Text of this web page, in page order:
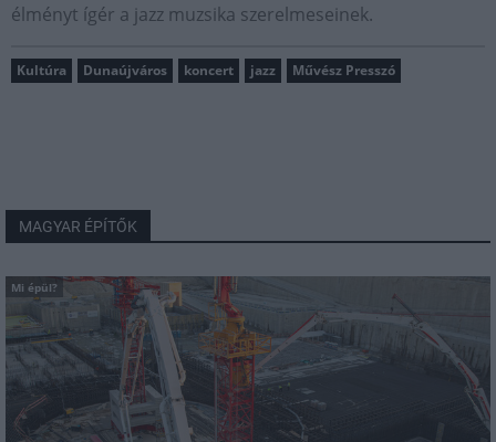
élményt ígér a jazz muzsika szerelmeseinek.
Kultúra Dunaújváros koncert jazz Művész Presszó
MAGYAR ÉPÍTŐK
Mi épül?